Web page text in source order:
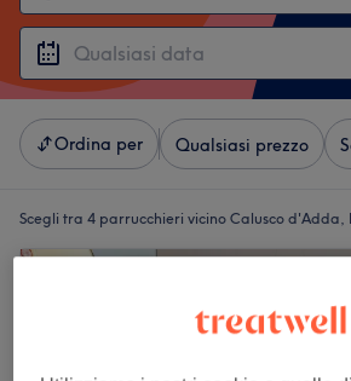
Ordina per Qualsiasi prezzo
Scegli tra 4 parrucchieri vicino Calusco d'Adda,